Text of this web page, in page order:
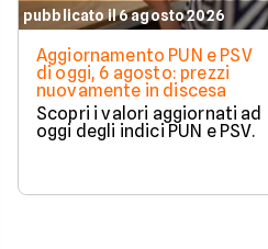
pubblicato il 6 agosto 2026
Aggiornamento PUN e PSV
di oggi, 6 agosto: prezzi
nuovamente in discesa
Scopri i valori aggiornati ad
oggi degli indici PUN e PSV.